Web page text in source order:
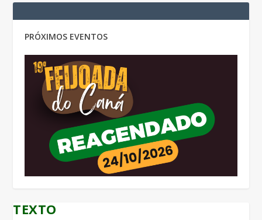
PRÓXIMOS EVENTOS
TEXTO